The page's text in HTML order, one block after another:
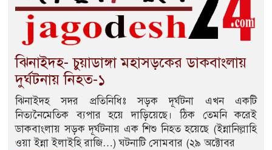
ঝিনাইদহ- চুয়াডাঙ্গা মহাসড়কের ডাকবাংলায়
দুর্ঘটনায় নিহত-১
ঝিনাইদহ সদর প্রতিনিধিঃ সড়ক দূর্ঘটনা এখন একটি
নিত্যনৈমেতিক ব্যপার হয়ে দাড়িয়েছে। ঠিক তেমনি করেই
ডাকবাংলায় সড়ক দূর্ঘটনায় এক শিশু নিহত হয়েছে (ইন্নানিল্লাহি
ওয়া ইন্না ইলাইহি রাজি…) ঘটনাটি সোমবার (২৯ অক্টোবর